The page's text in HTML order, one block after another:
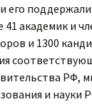
его поддержали
41 академик и
и 1300
РФ,
и науки